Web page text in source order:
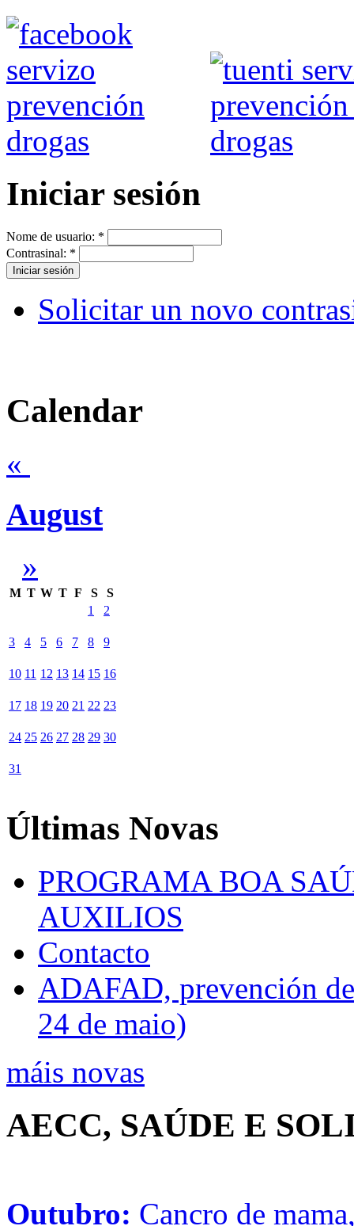
Iniciar sesión
Nome de usuario: *
Contrasinal: *
Solicitar un novo
Calendar
«
August
»
M T W T F S
S
1
2
3 4 5 6 7 8 9
10 11 12 13 14 15 16
17 18 19 20 21 22 23
24 25 26 27 28 29 30
31
Últimas Novas
PROGRAMA BOA
AUXILIOS
Contacto
ADAFAD, prevención
24 de maio)
máis novas
AECC, SAÚDE E
Outubro: Cancro de